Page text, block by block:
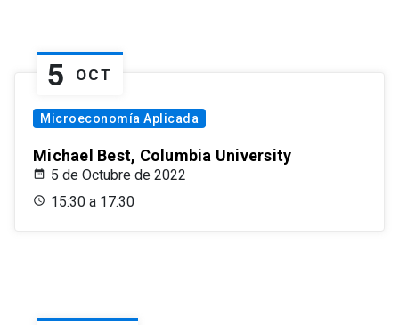
5 OCT
Microeconomía Aplicada
Michael Best, Columbia University
5 de Octubre de 2022
15:30 a 17:30